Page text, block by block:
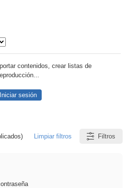
contenidos, crear listas de
Iniciar sesión
Limpiar filtros Filtros